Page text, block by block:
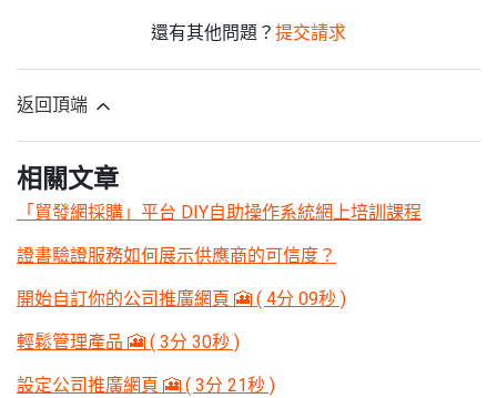
還有其他問題？ 提交請求
返回頂端
相關文章
「貿發網採購」平台 DIY自助操作系統網上培訓課程
證書驗證服務如何展示供應商的可信度？
開始自訂你的公司推廣網頁 🎦 ( 4分 09秒 )
輕鬆管理產品 🎦 ( 3分 30秒 )
設定公司推廣網頁 🎦 ( 3分 21秒 )